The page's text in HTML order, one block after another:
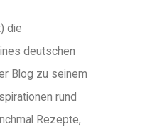
die
deutschen
Blog zu seinem
rund
Rezepte,